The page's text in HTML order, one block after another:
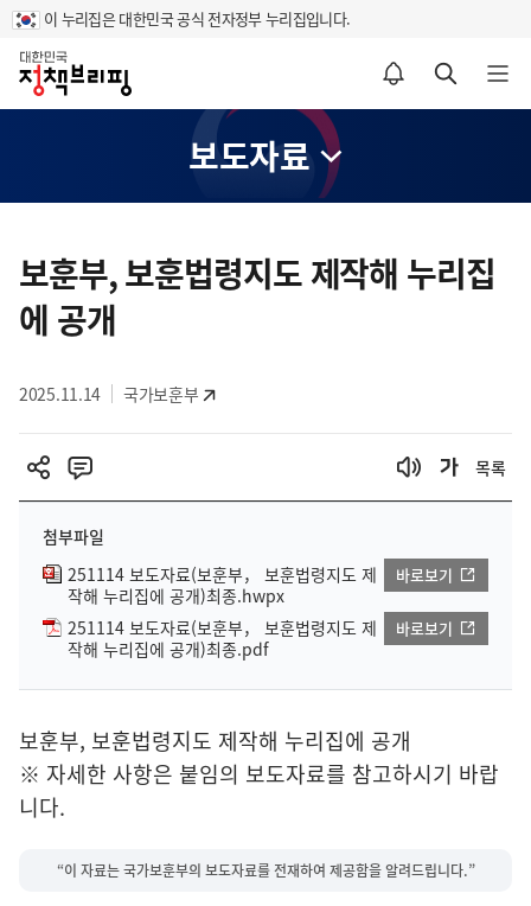
이 누리집은 대한민국 공식 전자정부 누리집입니다.
홈
알림설정 바로가기 검색 바로가기 메뉴 열기
보도자료
텐
츠
영
보훈부, 보훈법령지도 제작해 누리집
에 공개
2025.11.14 국가보훈부
목록
첨부파일
251114 보도자료(보훈부， 보훈법령지도 제
작해 누리집에 공개)최종.hwpx
바로보기
251114 보도자료(보훈부， 보훈법령지도 제
작해 누리집에 공개)최종.pdf
바로보기
보훈부, 보훈법령지도 제작해 누리집에 공개
※ 자세한 사항은 붙임의 보도자료를 참고하시기 바랍
니다.
“이 자료는 국가보훈부의 보도자료를 전재하여 제공함을 알려드립니다.”